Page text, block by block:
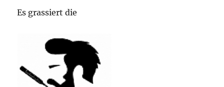
Es grassiert die